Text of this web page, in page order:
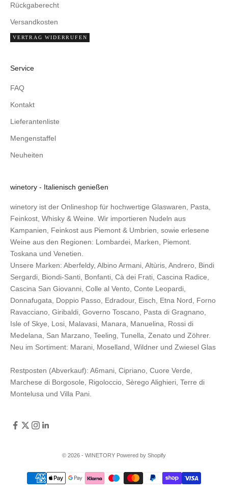
Rückgaberecht
Versandkosten
VERTRAG WIDERRUFEN
Service
FAQ
Kontakt
Lieferantenliste
Mengenstaffel
Neuheiten
winetory - Italienisch genießen
winetory ist der Onlineshop für hochwertige Glaswaren, Pasta,
Feinkost, Whisky & Weine. Wir importieren Nudeln aus
Kampanien, Feinkost aus Piemont & Umbrien, sowie erlesene
Weine aus den Regionen: Lombardei, Marken, Piemont.
Toskana und Venetien.
Unsere Marken: Aberfeldy, Albino Armani Altùris Andrero Bindi
Sergardi Biondi-Santi Bonfanti Cà dei Frati Cascina Radice
Cascina San Giovanni Colle al Vento Conte Leopardi
Donnafugata
Doppio Passo Edradour, Eisch Etna Nord
Forno
Ravacciano Giribaldi Governo Toscano Pasta di Gragnano
Isle of Skye
Losi Malavasi Manara Manuelina
Rossi di
Medelana
San Marzano Teeling Tunella Zenato und Zöhrer.
Neu im Sortiment: Marani, Moselland Wildner und Zwiesel Glas
Restposten (Abverkauf): A6mani Cipriano Cuore Verde
Marchese di Borgosole
Rigoloccio Sèrego Alighieri Terre di
Montelusa und Villa Pani
© 2026 - WINETORY Powered by Shopify